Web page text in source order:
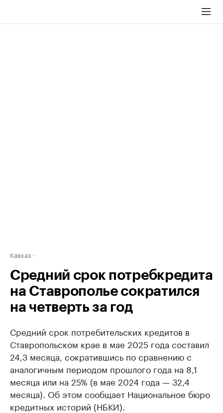
Кавказ
Средний срок потребкредита
на Ставрополье сократился
на четверть за год
Средний срок потребительских кредитов в
Ставропольском крае в мае 2025 года составил
24,3 месяца, сократившись по сравнению с
аналогичным периодом прошлого года на 8,1
месяца или на 25% (в мае 2024 года — 32,4
месяца). Об этом сообщает Национальное бюро
кредитных историй (НБКИ).